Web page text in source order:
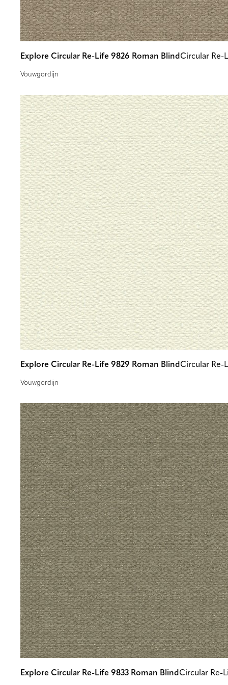
Explore Circular Re-Life 9826 Roman BlindCircular Re-
Vouwgordijn
Explore Circular Re-Life 9829 Roman BlindCircular Re-
Vouwgordijn
Explore Circular Re-Life 9833 Roman BlindCircular Re-